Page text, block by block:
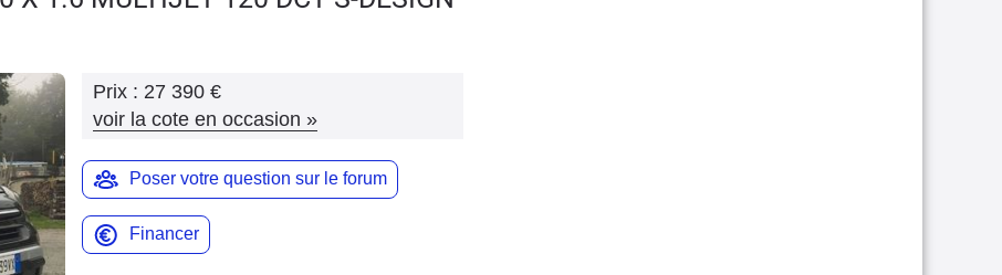
Prix : 27 390 €
voir la cote en occasion »
Poser votre question sur le forum
Financer